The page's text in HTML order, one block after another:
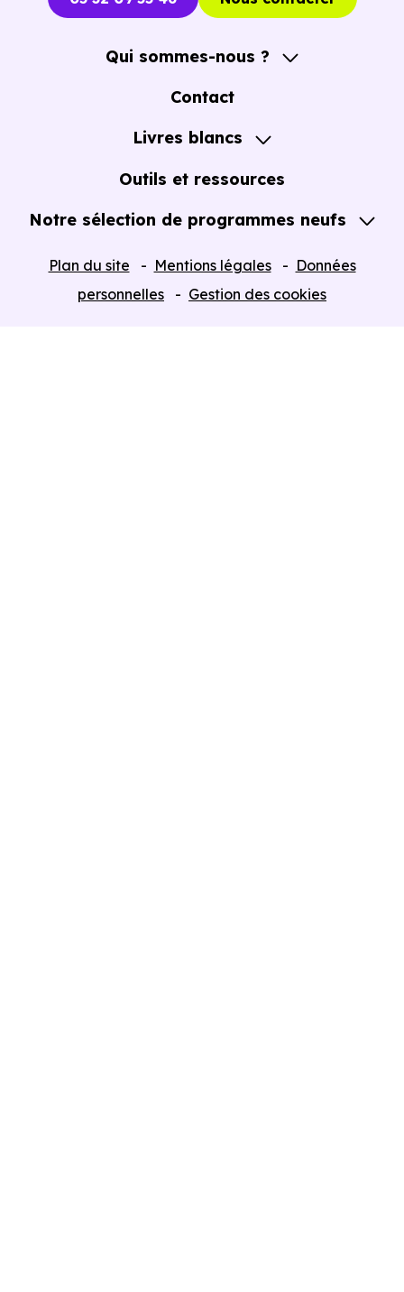
Qui sommes-nous ?
A propos
Contact
Livres blancs
Guide de l'Achat immobilier neuf en VEFA
Outils et ressources
Notre sélection de programmes neufs
Plan du site Mentions légales
Données
personnelles
Gestion des cookies